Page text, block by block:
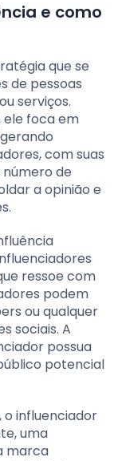
e como
que se
de pessoas
serviços.
ele foca em
com suas
de
a opinião e
ressoe com
podem
ou qualquer
sociais. A
possua
potencial
influenciador
uma
marca